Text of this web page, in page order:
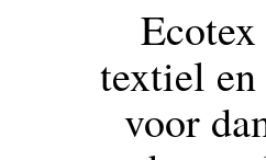
textiel
voor